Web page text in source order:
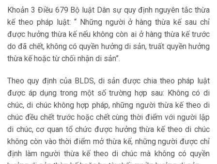
Khoản 3 Điều 679 Bộ luật Dân sự quy định nguyên tắc thừa
kế theo pháp luật: “ Những người ở hàng thừa kế sau chỉ
được hưởng thừa kế nếu không còn ai ở hàng thừa kế trước
do đã chết, không có quyền hưởng di sản, truất quyền hưởng
thừa kế hoặc từ chối nhận di sản”.
Theo quy định của BLDS, di sản được chia theo pháp luật
được áp dụng trong một số trường hợp sau: Không có di
chúc, di chúc không hợp pháp, những người thừa kế theo di
chúc đều chết trước hoặc chết cùng thời điểm với người lập
di chúc, cơ quan tổ chức được hưởng thừa kế theo di chúc
không còn vào thời điểm mở thừa kế, những người được chỉ
định làm người thừa kế theo di chúc mà không có quyền